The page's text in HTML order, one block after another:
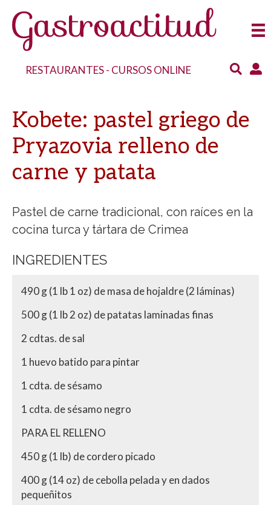
RESTAURANTES- CURSOS ONLINE
Kobete: pastel griego de
Pryazovia relleno de
carne y patata
Pastel de carne tradicional, con raíces en la
cocina turca y tártara de Crimea
INGREDIENTES
490 g (1 lb 1 oz) de masa de hojaldre (2 láminas)
500 g (1 lb 2 oz) de patatas laminadas finas
2 cdtas. de sal
1 huevo batido para pintar
1 cdta. de sésamo
1 cdta. de sésamo negro
PARA EL RELLENO
450 g (1 lb) de cordero picado
400 g (14 oz) de cebolla pelada y en dados
pequeñitos